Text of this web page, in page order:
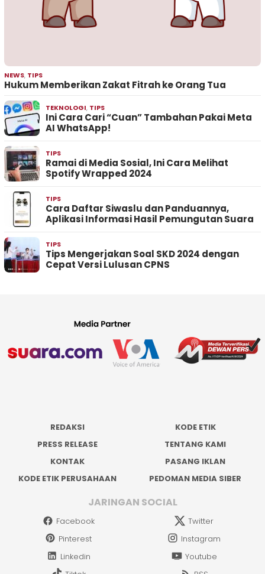
NEWS, TIPS
Hukum Memberikan Zakat Fitrah ke Orang Tua
TEKNOLOGI, TIPS
Ini Cara Cari “Cuan” Tambahan Pakai Meta
AI WhatsApp!
TIPS
Ramai di Media Sosial, Ini Cara Melihat
Spotify Wrapped 2024
TIPS
Cara Daftar Siwaslu dan Panduannya,
Aplikasi Informasi Hasil Pemungutan Suara
TIPS
Tips Mengerjakan Soal SKD 2024 dengan
Cepat Versi Lulusan CPNS
REDAKSI
KODE ETIK
PRESS RELEASE
TENTANG KAMI
KONTAK
PASANG IKLAN
KODE ETIK PERUSAHAAN
PEDOMAN MEDIA SIBER
JARINGAN SOCIAL
Facebook
Twitter
Pinterest
Instagram
Linkedin
Youtube